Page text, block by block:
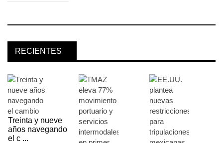
RECIENTES
Treinta y nueve
años navegando
el c ...